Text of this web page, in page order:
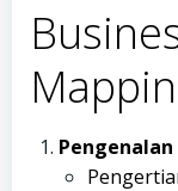
Pengenalan